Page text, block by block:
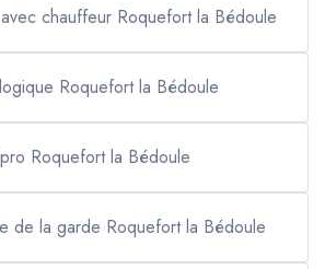
chauffeur Roquefort la Bédoule
Roquefort la Bédoule
Roquefort la Bédoule
de la garde Roquefort la Bédoule